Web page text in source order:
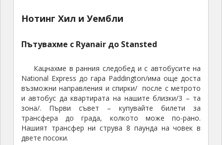
Нотинг Хил и Уембли
Пътувахме с Ryanair до Stansted
Кацнахме в ранния следобед и с автобусите на
National Express до гара Paddington/има още доста
възможни направления и спирки/ после с метрото
и автобус да квартирата на нашите близки/3 – та
зона/. Първи съвет – купувайте билети за
трансфера до града, колкото може по-рано.
Нашият трансфер ни струва 8 паунда на човек в
двете посоки.